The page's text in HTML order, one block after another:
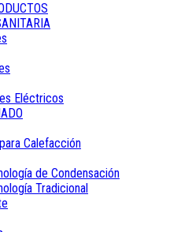
Eléctricos
Calefacción
de Condensación
Tradicional